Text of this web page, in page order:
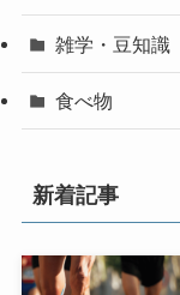
雑学・豆知識
食べ物
新着記事